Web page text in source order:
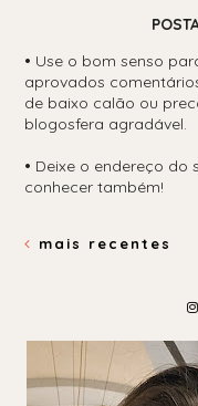
• Use o bom senso
aprovados
de baixo calão ou
blogosfera agradável.
• Deixe o endereço do
conhecer também!
mais recentes